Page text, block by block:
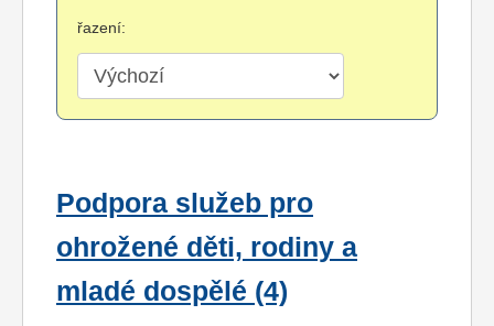
řazení:
Podpora služeb pro
ohrožené děti, rodiny a
mladé dospělé (4)